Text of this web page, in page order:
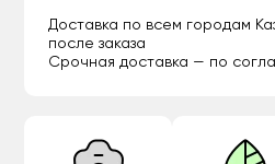
Доставка по всем городам
после заказа
Срочная доставка — по